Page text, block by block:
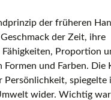
der früheren
der Zeit, ihre
Proportion
Formen und Farben. Die
Persönlichkeit, spiegelte
wider. Wichtig